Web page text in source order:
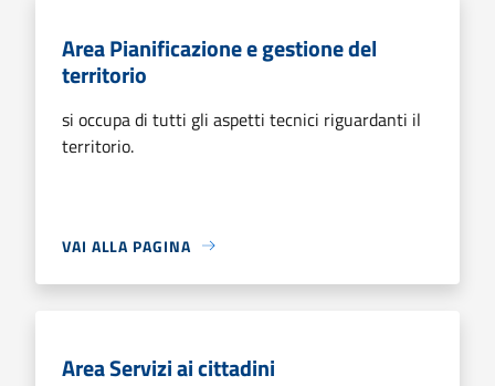
Area Pianificazione e gestione del
territorio
si occupa di tutti gli aspetti tecnici riguardanti il
territorio.
VAI ALLA PAGINA
Area Servizi ai cittadini